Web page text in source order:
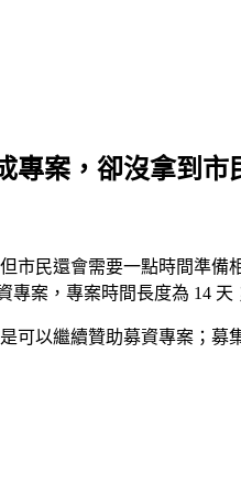
專案，卻沒拿到市
市民還會需要一點時間準
專案，專案時間長度為 14
可以繼續贊助募資專案；募